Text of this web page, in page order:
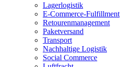
Lagerlogistik
E-Commerce-Fulfillment
Retourenmanagement
Paketversand
Transport
Nachhaltige Logistik
Social Commerce